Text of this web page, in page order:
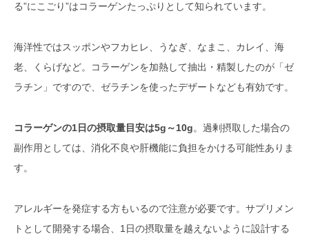
る”にこごり”はコラーゲンたっぷりとして知られています。
海洋性ではスッポンやフカヒレ、うなぎ、なまこ、カレイ、海
老、くらげなど。コラーゲンを加熱して抽出・精製したのが「ゼ
ラチン」ですので、ゼラチンを使ったデザートなども有効です。
コラーゲンの1日の摂取量目安は5g～10g。過剰摂取した場合の
副作用としては、消化不良や肝機能に負担をかける可能性ありま
す。
アレルギーを発症する方もいるので注意が必要です。サプリメン
トとして開発する場合、1日の摂取量を越えないように設計する